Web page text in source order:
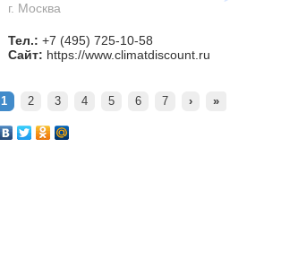
г. Москва
Тел.: +7 (495) 725-10-58
Сайт: https://www.climatdiscount.ru
1 2 3 4 5 6 7 › »